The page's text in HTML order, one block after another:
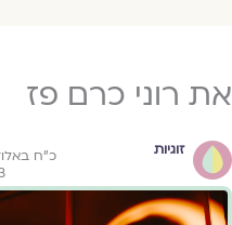
רוני כרם פז
זוגיות
כ״ח